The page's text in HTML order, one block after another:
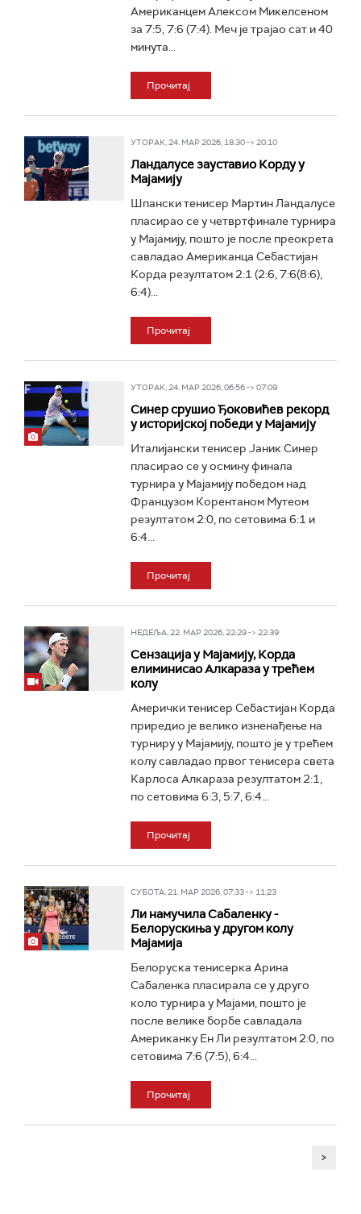
Американцем Алексом Микелсеном
за 7:5, 7:6 (7:4). Меч је трајао сат и 40
минута...
Прочитај
УТОРАК, 24. МАР 2026, 18:30 -> 20:10
Ландалусе зауставио Корду у
Мајамију
Шпански тенисер Мартин Ландалусе
пласирао се у четвртфинале турнира
у Мајамију, пошто је после преокрета
савладао Американца Себастијан
Корда резултатом 2:1 (2:6, 7:6(8:6),
6:4)...
Прочитај
УТОРАК, 24. МАР 2026, 06:56 -> 07:09
Синер срушио Ђоковићев рекорд
у историјској победи у Мајамију
Италијански тенисер Јаник Синер
пласирао се у осмину финала
турнира у Мајамију победом над
Французом Корентаном Мутеом
резултатом 2:0, по сетовима 6:1 и
6:4...
Прочитај
НЕДЕЉА, 22. МАР 2026, 22:29 -> 22:39
Сензација у Мајамију, Корда
елиминисао Алкараза у трећем
колу
Амерички тенисер Себастијан Корда
приредио је велико изненађење на
турниру у Мајамију, пошто је у трећем
колу савладао првог тенисера света
Карлоса Алкараза резултатом 2:1,
по сетовима 6:3, 5:7, 6:4...
Прочитај
СУБОТА, 21. МАР 2026, 07:33 -> 11:23
Ли намучила Сабаленку -
Белорускиња у другом колу
Мајамија
Белоруска тенисерка Арина
Сабаленка пласирала се у друго
коло турнира у Мајами, пошто је
после велике борбе савладала
Американку Ен Ли резултатом 2:0, по
сетовима 7:6 (7:5), 6:4...
Прочитај
>